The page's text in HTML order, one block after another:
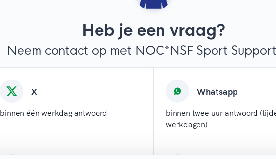
Heb je een vraag?
Neem contact op met NOC*NSF Sport
X
binnen één werkdag antwoord
Whatsapp
binnen twee uur antwoord
werkdagen)